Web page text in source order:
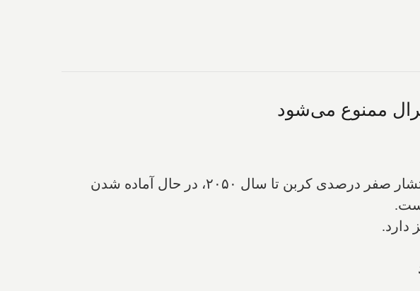
ممنوع می‌شود
مونترال به عنوان راهی برای کاهش انتشار گازهای گلخانه‌ای و رسیدن به هدف انتشار صفر درصدی کربن تا سال ۲۰۵۰، در حال آماده شدن
دارد.